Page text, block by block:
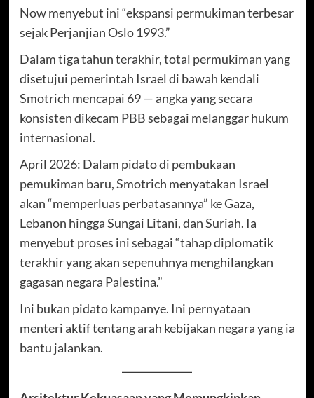
Now menyebut ini “ekspansi permukiman terbesar
sejak Perjanjian Oslo 1993.”
Dalam tiga tahun terakhir, total permukiman yang
disetujui pemerintah Israel di bawah kendali
Smotrich mencapai 69 — angka yang secara
konsisten dikecam PBB sebagai melanggar hukum
internasional.
April 2026: Dalam pidato di pembukaan
pemukiman baru, Smotrich menyatakan Israel
akan “memperluas perbatasannya” ke Gaza,
Lebanon hingga Sungai Litani, dan Suriah. Ia
menyebut proses ini sebagai “tahap diplomatik
terakhir yang akan sepenuhnya menghilangkan
gagasan negara Palestina.”
Ini bukan pidato kampanye. Ini pernyataan
menteri aktif tentang arah kebijakan negara yang ia
bantu jalankan.